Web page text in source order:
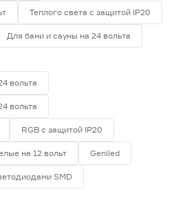
Теплого света с защитой IP20
Для бани и сауны на 24 вольта
вольта
вольта
RGB с защитой IP20
на 12 вольт Geniled
SMD